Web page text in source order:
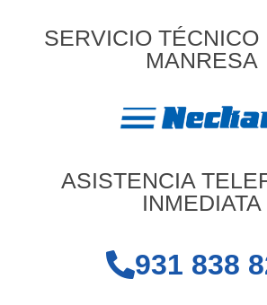
SERVICIO TÉCNICO
MANRESA
ASISTENCIA
INMEDIATA
931 838